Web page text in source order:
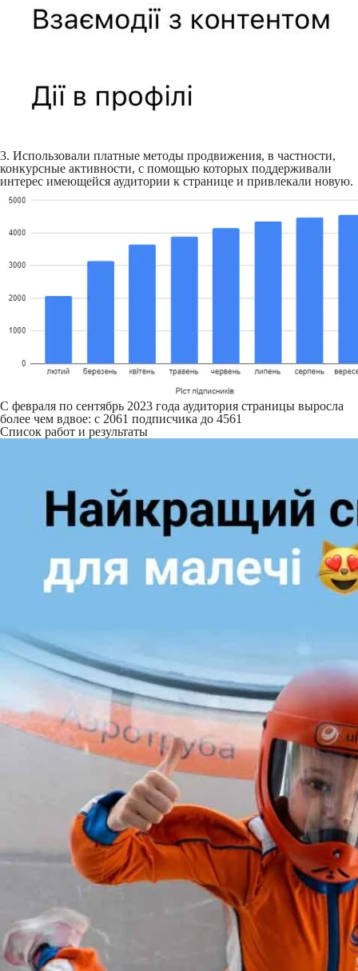
3. Использовали платные методы продвижения, в частности,
конкурсные активности, с помощью которых поддерживали
интерес имеющейся аудитории к странице и привлекали новую.
С февраля по сентябрь 2023 года аудитория страницы выросла
более чем вдвое: с 2061 подписчика до 4561
Список работ и результаты